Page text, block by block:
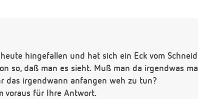
hingefallen und hat sich ein Eck vom
so, daß man es sieht. Muß man da irgendwas
das irgendwann anfangen weh zu tun?
voraus für Ihre Antwort.